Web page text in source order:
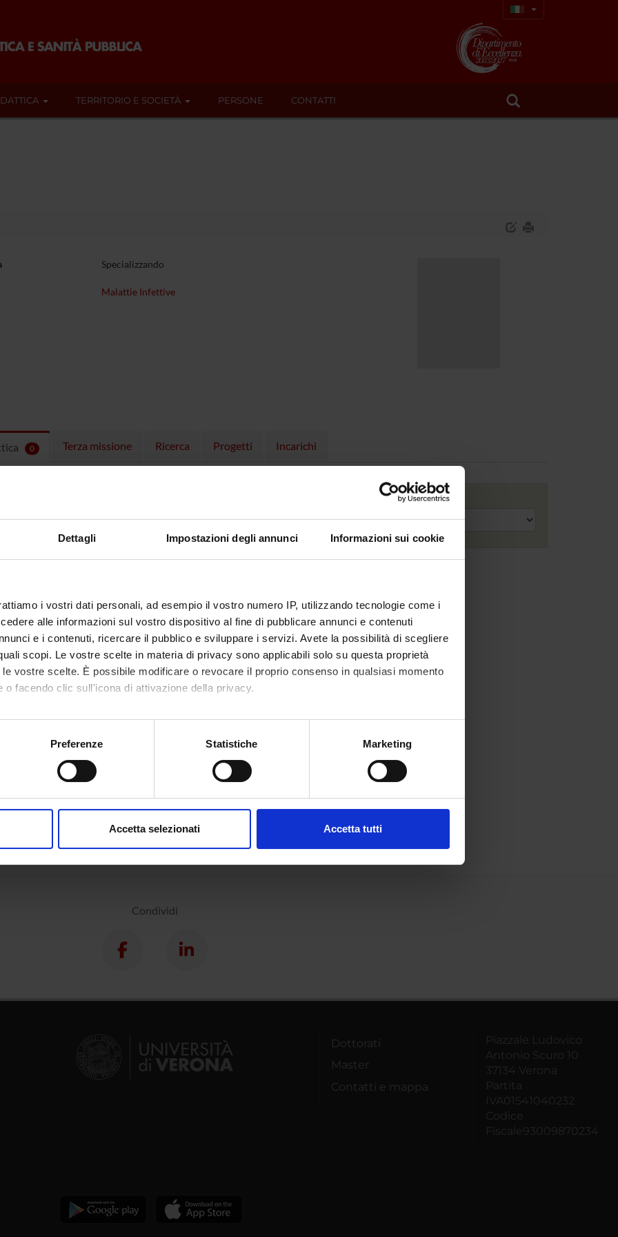
Dettagli Impostazioni degli annunci Informazioni sui cookie
i vostri dati personali, ad esempio il vostro numero IP, utilizzando tecnologie come i
alle informazioni sul vostro dispositivo al fine di pubblicare annunci e contenuti
e i contenuti, ricercare il pubblico e sviluppare i servizi. Avete la possibilità di scegliere
scopi. Le vostre scelte in materia di privacy sono applicabili solo su questa proprietà
vostre scelte. È possibile modificare o revocare il proprio consenso in qualsiasi momento
o facendo clic sull'icona di attivazione della privacy.
anche:
sulla tua posizione geografica, con un'approssimazione di qualche metro,
in qualsiasi momento dalla Dichiarazione sui cookie.
Preferenze Statistiche Marketing
Accetta selezionati Accetta tutti
TERRITORIO E SOCIETÀ PERSONE CONTATTI
Specializzando
Malattie Infettive
0 Terza missione Ricerca Progetti Incarichi
attivi nel periodo selezionato:0.
per vedere orari e dettagli del corso.
Anno accademico
Condividi
Dottorati
Master
Contatti e mappa
Piazzale Ludovico
Antonio Scuro 10
37134 Verona
Partita
IVA01541040232
Codice
Fiscale93009870234